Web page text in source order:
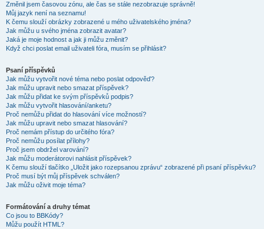
Změnil jsem časovou zónu, ale čas se stále nezobrazuje správně!
Můj jazyk není na seznamu!
K čemu slouží obrázky zobrazené u mého uživatelského jména?
Jak můžu u svého jména zobrazit avatar?
Jaká je moje hodnost a jak ji můžu změnit?
Když chci poslat email uživateli fóra, musím se přihlásit?
Psaní příspěvků
Jak můžu vytvořit nové téma nebo poslat odpověď?
Jak můžu upravit nebo smazat příspěvek?
Jak můžu přidat ke svým příspěvků podpis?
Jak můžu vytvořit hlasování/anketu?
Proč nemůžu přidat do hlasování více možností?
Jak můžu upravit nebo smazat hlasování?
Proč nemám přístup do určitého fóra?
Proč nemůžu posílat přílohy?
Proč jsem obdržel varování?
Jak můžu moderátorovi nahlásit příspěvek?
K čemu slouží tlačítko „Uložit jako rozepsanou zprávu“ zobrazené při psaní příspěvku?
Proč musí být můj příspěvek schválen?
Jak můžu oživit moje téma?
Formátování a druhy témat
Co jsou to BBKódy?
Můžu použít HTML?